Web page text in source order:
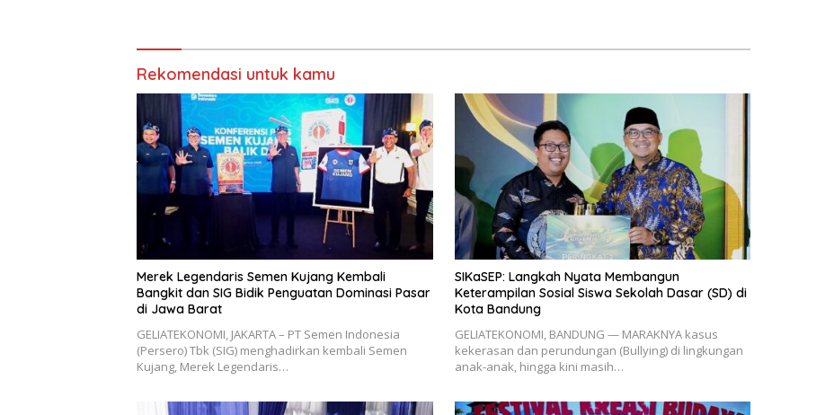
Rekomendasi untuk kamu
Merek Legendaris Semen Kujang Kembali
Bangkit dan SIG Bidik Penguatan Dominasi Pasar
di Jawa Barat
GELIATEKONOMI, JAKARTA – PT Semen Indonesia
(Persero) Tbk (SIG) menghadirkan kembali Semen
Kujang, Merek Legendaris…
SIKaSEP: Langkah Nyata Membangun
Keterampilan Sosial Siswa Sekolah Dasar (SD) di
Kota Bandung
GELIATEKONOMI, BANDUNG — MARAKNYA kasus
kekerasan dan perundungan (Bullying) di lingkungan
anak-anak, hingga kini masih…